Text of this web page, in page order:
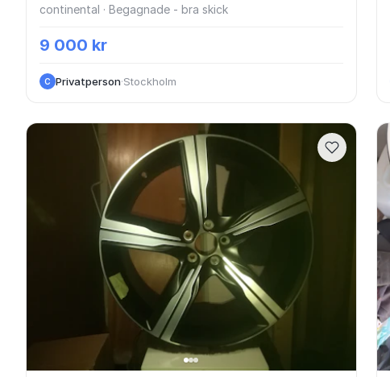
continental · Begagnade - bra skick
9 000 kr
C Privatperson·Stockholm